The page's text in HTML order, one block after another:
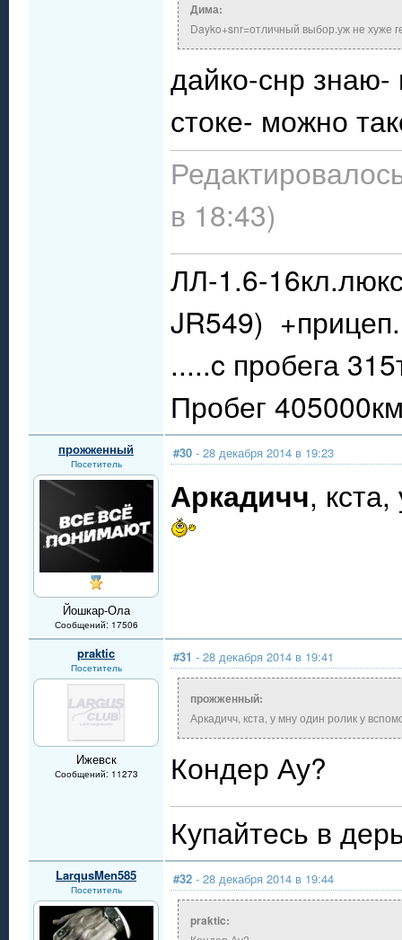
Дима:
Dayko+snr=отличный выбор.уж не хуже
дайко-снр
стоке- можно
в 18:43)
ЛЛ-1.6-
JR549) +прицеп.
.....c пробега
Пробег
прожженный
Посетитель
Йошкар-Ола
Сообщений: 17506
#30 - 28 декабря 2014 в 19:23
Аркадичч,
praktic
Посетитель
Ижевск
Сообщений: 11273
#31 - 28 декабря 2014 в 19:41
прожженный:
Аркадичч, кста, у мну один ролик у
Кондер Ау?
Купайтесь в
LarqusMen585
Посетитель
#32 - 28 декабря 2014 в 19:44
praktic: